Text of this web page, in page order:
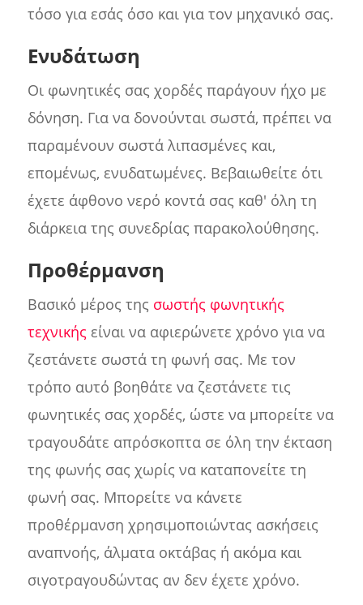
τόσο για εσάς όσο και για τον μηχανικό σας.
Ενυδάτωση
Οι φωνητικές σας χορδές παράγουν ήχο με
δόνηση. Για να δονούνται σωστά, πρέπει να
παραμένουν σωστά λιπασμένες και,
επομένως, ενυδατωμένες. Βεβαιωθείτε ότι
έχετε άφθονο νερό κοντά σας καθ' όλη τη
διάρκεια της συνεδρίας παρακολούθησης.
Προθέρμανση
Βασικό μέρος της σωστής φωνητικής
τεχνικής είναι να αφιερώνετε χρόνο για να
ζεστάνετε σωστά τη φωνή σας. Με τον
τρόπο αυτό βοηθάτε να ζεστάνετε τις
φωνητικές σας χορδές, ώστε να μπορείτε να
τραγουδάτε απρόσκοπτα σε όλη την έκταση
της φωνής σας χωρίς να καταπονείτε τη
φωνή σας. Μπορείτε να κάνετε
προθέρμανση χρησιμοποιώντας ασκήσεις
αναπνοής, άλματα οκτάβας ή ακόμα και
σιγοτραγουδώντας αν δεν έχετε χρόνο.